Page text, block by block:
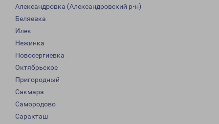
Александровка (Александровский р-н)
Беляевка
Илек
Нежинка
Новосергиевка
Октябрьское
Пригородный
Сакмара
Самородово
Саракташ